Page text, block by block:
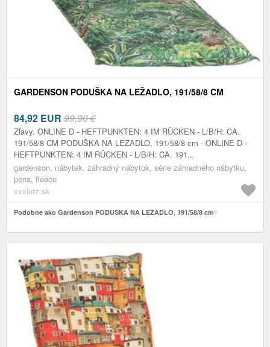
GARDENSON PODUŠKA NA LEŽADLO, 191/58/8 CM
84,92 EUR 99,90 €
Zľavy. ONLINE D - HEFTPUNKTEN: 4 IM RÜCKEN - L/B/H: CA.
191/58/8 CM PODUŠKA NA LEŽADLO, 191/58/8 cm - ONLINE D -
HEFTPUNKTEN: 4 IM RÜCKEN - L/B/H: CA. 191...
gardenson, nábytek, záhradný nábytok, série záhradného nábytku,
pena, fleece
xxxlutz.sk
Podobne ako Gardenson PODUŠKA NA LEŽADLO, 191/58/8 cm